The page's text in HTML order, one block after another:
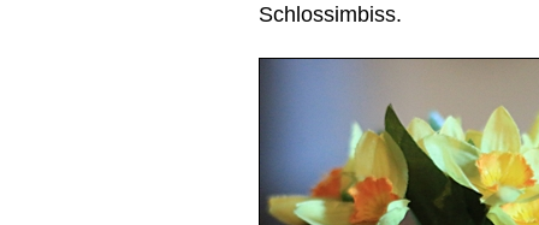
Schlossimbiss.